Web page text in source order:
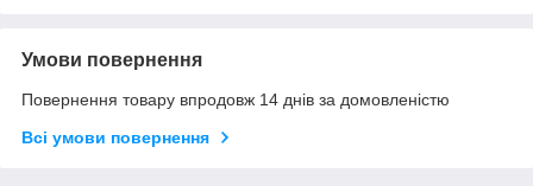
Умови повернення
Повернення товару впродовж 14 днів за домовленістю
Всі умови повернення